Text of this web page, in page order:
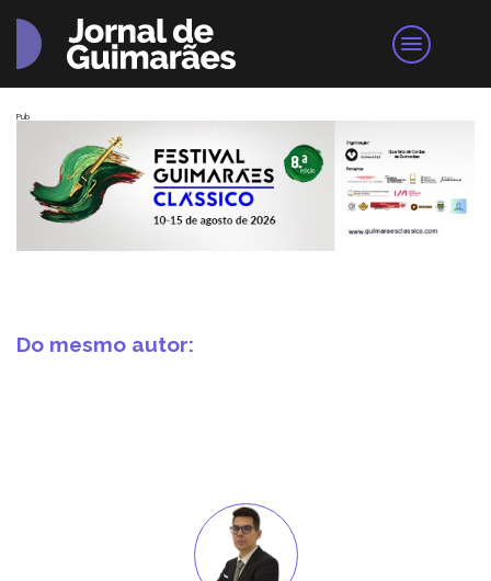
Pub
Do mesmo autor: